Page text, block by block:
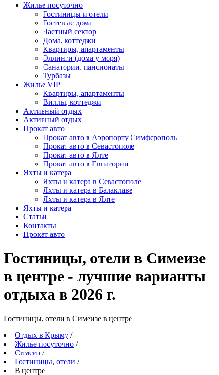
Жилье посуточно
Гостиницы и отели
Гостевые дома
Частный сектор
Дома, коттеджи
Квартиры, апартаменты
Эллинги (дома у моря)
Санатории, пансионаты
Турбазы
Жилье VIP
Квартиры, апартаменты
Виллы, коттеджи
Активный отдых
Активный отдых
Прокат авто
Прокат авто в Аэропорту Симферополь
Прокат авто в Севастополе
Прокат авто в Ялте
Прокат авто в Евпатории
Яхты и катера
Яхты и катера в Севастополе
Яхты и катера в Балаклаве
Яхты и катера в Ялте
Яхты и катера
Статьи
Контакты
Прокат авто
Гостиницы, отели в Симеизе
в центре - лучшие варианты
отдыха в 2026 г.
Гостиницы, отели в Симеизе в центре
Отдых в Крыму /
Жилье посуточно /
Симеиз /
Гостиницы, отели /
В центре